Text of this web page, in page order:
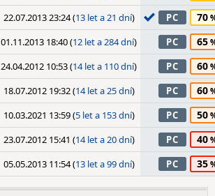
22.07.2013 23:24 (13 let a 21 dní) PC 70
01.11.2013 18:40 (12 let a 284 dní) PC 65
24.04.2012 10:53 (14 let a 110 dní) PC 60
18.07.2012 19:32 (14 let a 25 dní) PC 60
10.03.2021 13:59 (5 let a 153 dní) PC 50
23.07.2012 15:41 (14 let a 20 dní) PC 40
05.05.2013 11:54 (13 let a 99 dní) PC 35